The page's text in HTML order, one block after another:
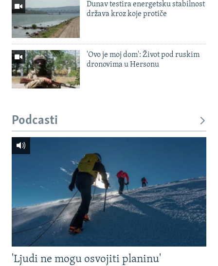
Dunav testira energetsku stabilnost
država kroz koje protiče
'Ovo je moj dom': Život pod ruskim
dronovima u Hersonu
Podcasti
'Ljudi ne mogu osvojiti planinu'